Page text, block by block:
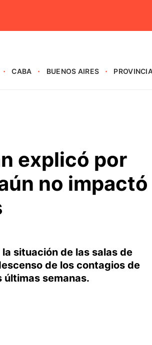
CABA BUENOS AIRES
explicó por
no impactó
situación de las salas de
de los contagios de
últimas semanas.